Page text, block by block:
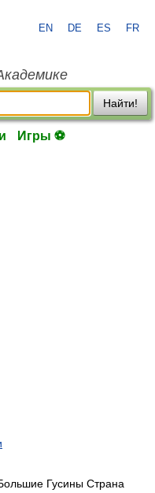
EN DE ES FR
Найти!
Игры ⚽
Гусины Страна